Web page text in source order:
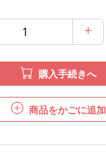
購入手続きへ
商品をかごに追加